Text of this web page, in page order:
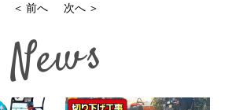
＜ 前へ 次へ ＞
News